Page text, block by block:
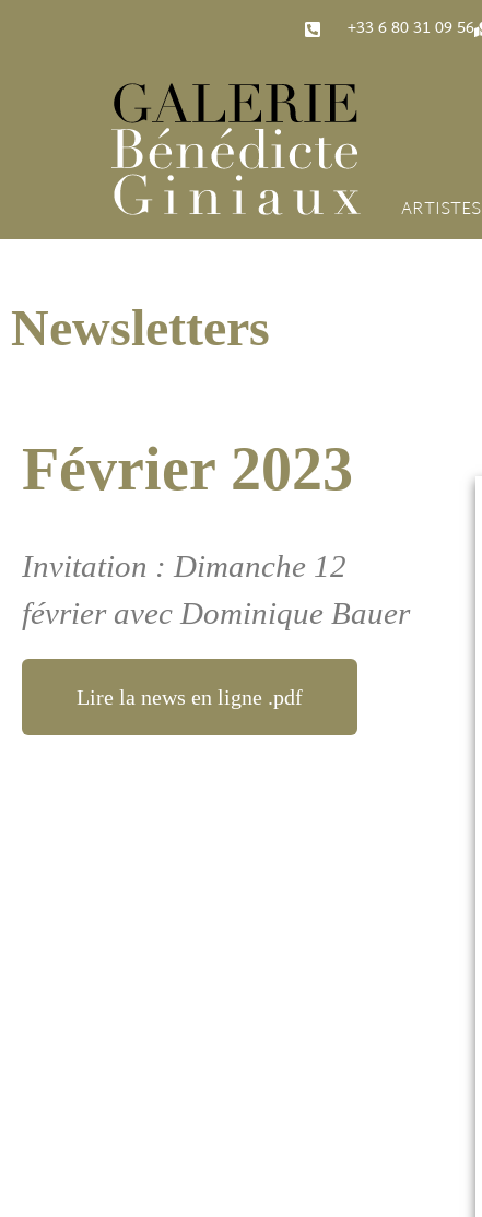
‭+33 6 80 31 09 56‬
ARTISTES
Newsletters
Février 2023
Invitation : Dimanche 12
février avec Dominique Bauer
Lire la news en ligne .pdf